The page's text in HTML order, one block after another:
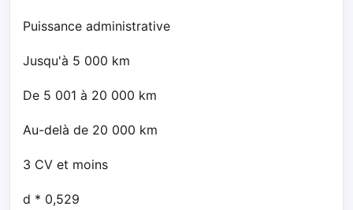
Puissance administrative
Jusqu'à 5 000 km
De 5 001 à 20 000 km
Au-delà de 20 000 km
3 CV et moins
d * 0,529